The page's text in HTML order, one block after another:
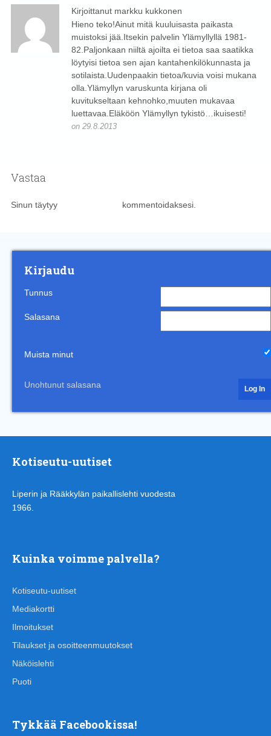
Kirjoittanut markku kukkonen
Hieno teko!Ainut mitä kuuluisasta paikasta
muistoksi jää.Itsekin palvelin Ylämyllyllä 1981-
82.Paljonkaan niiltä ajoilta ei tietoa saa saatikka
löytyisi tietoa sen ajan kantahenkilökunnasta ja
sotilaista.Uudenpaakin tietoa/kuvia voisi mukana
olla.Ylämyllyn varuskunta kirjana oli
kuvitukseltaan kehnohko,muuten mukavaa
luettavaa.Eläköön Ylämyllyn tykistö…ikuisesti!
on 29.8.2013
Vastaa
Sinun täytyy kommentoidaksesi.
Kirjaudu
Tunnus
Salasana
Muista minut
Unohtunut salasana
Kotiseutu-uutiset
Liperin ja Rääkkylän paikallislehti vuodesta
1966.
Kuinka voimme palvella?
Kotiseutu-uutiset
Mediakortti
Ilmoitukset
Tilaukset ja osoitteenmuutokset
Näköislehti
Puoti
Tykkää Facebookissa!